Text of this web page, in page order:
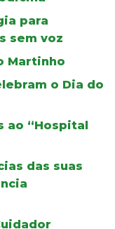
para
sem voz
Martinho
o Dia do
ao “Hospital
das suas